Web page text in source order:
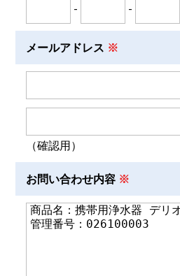
- -
メールアドレス
（確認用）
お問い合わせ内容